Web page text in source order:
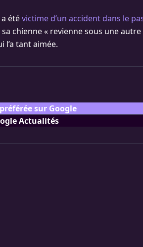
étévictime d’un accident dans le
chienne « revienne sous une
tant aimée.
sur Google
Actualités